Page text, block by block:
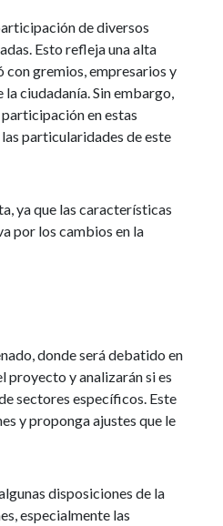
de diversos
Esto refleja una alta
con gremios, empresarios y
ciudadanía. Sin embargo,
en estas
particularidades de este
ya que las características
por los cambios en la
donde será debatido en
proyecto y analizarán si es
sectores específicos. Este
y proponga ajustes que le
disposiciones de la
especialmente las